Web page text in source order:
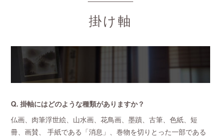
掛け軸
Q. 掛軸にはどのような種類がありますか？
仏画、肉筆浮世絵、山水画、花鳥画、墨蹟、古筆、色紙、短
冊、画賛、 手紙である「消息」、巻物を切りとった一部である